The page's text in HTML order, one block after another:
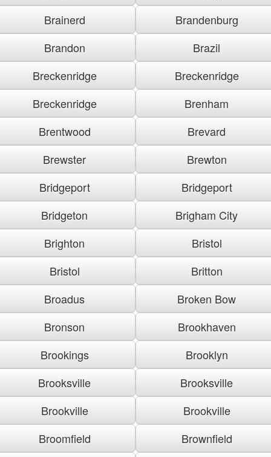
Brainerd
Brandenburg
Brandon
Brazil
Breckenridge
Breckenridge
Breckenridge
Brenham
Brentwood
Brevard
Brewster
Brewton
Bridgeport
Bridgeport
Bridgeton
Brigham City
Brighton
Bristol
Bristol
Britton
Broadus
Broken Bow
Bronson
Brookhaven
Brookings
Brooklyn
Brooksville
Brooksville
Brookville
Brookville
Broomfield
Brownfield